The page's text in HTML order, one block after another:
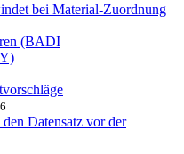
bei Material-Zuordnung
(BADI
Datensatz vor der